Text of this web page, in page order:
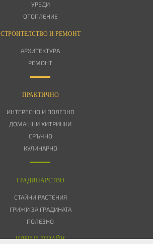
УРЕДИ
ОТОПЛЕНИЕ
СТРОИТЕЛСТВО И РЕМОНТ
АРХИТЕКТУРА
РЕМОНТ
ПРАКТИЧНО
ИНТЕРЕСНО И ПОЛЕЗНО
ДОМАШНИ ХИТРИНКИ
СРЪЧНО
КУЛИНАРНО
ГРАДИНАРСТВО
СТАЙНИ РАСТЕНИЯ
ГРИЖИ ЗА ГРАДИНАТА
ПОЛЕЗНО
ИДЕИ И ДИЗАЙН